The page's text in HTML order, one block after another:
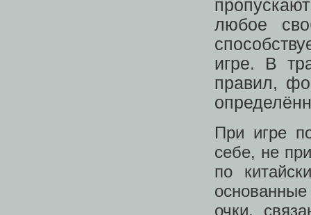
любое
игре. В
правил,
При игре
себе, не
по
очки,